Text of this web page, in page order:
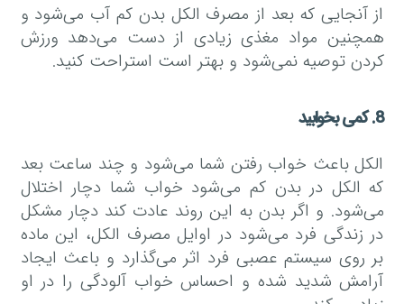
از آنجایی که بعد از مصرف الکل بدن کم آب می‌شود و
همچنین مواد مغذی زیادی از دست می‌دهد ورزش
کردن توصیه نمی‌شود و بهتر است استراحت کنید.
8. کمی بخوابید
الکل باعث خواب رفتن شما می‌شود و چند ساعت بعد
که الکل در بدن کم می‌شود خواب شما دچار اختلال
می‌شود. و اگر بدن به این روند عادت کند دچار مشکل
در زندگی فرد می‌شود در اوایل مصرف الکل، این ماده
بر روی سیستم عصبی فرد اثر می‌گذارد و باعث ایجاد
آرامش شدید شده و احساس خواب آلودگی را در او